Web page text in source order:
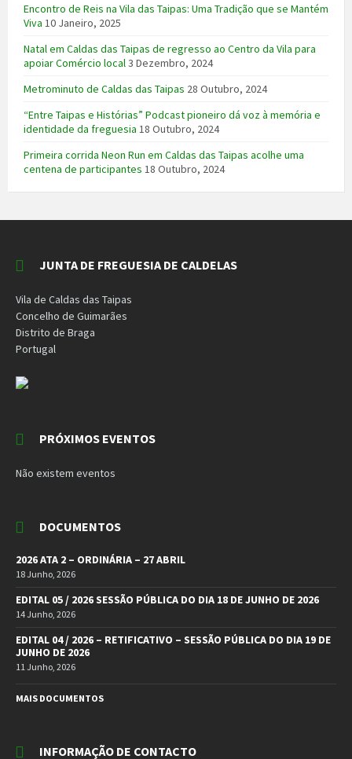
Encontro de Reis na Vila das Taipas: Uma Tradição que se Mantém
Viva 10 Janeiro, 2025
Natal em Caldas das Taipas de regresso ao Centro da Vila para
apoiar Comércio local3 Dezembro, 2024
Metrominuto de Caldas das Taipas 28 Outubro, 2024
“Entre Taipas e Histórias” Podcast pioneiro dá voz à memória e
identidade da freguesia 18 Outubro, 2024
Primeira corrida Neon Run em Caldas das Taipas acolhe uma
centena de participantes 18 Outubro, 2024
JUNTA DE FREGUESIA DE CALDELAS
Vila de Caldas das Taipas
Concelho de Guimarães
Distrito de Braga
Portugal
PRÓXIMOS EVENTOS
Não existem eventos
DOCUMENTOS
2026 ATA 2 – ORDINÁRIA – 27 ABRIL
18 Junho, 2026
EDITAL 05 / 2026 SESSÃO PÚBLICA DO DIA 18 DE JUNHO DE 2026
14 Junho, 2026
EDITAL 04 / 2026 – RETIFICATIVO – SESSÃO PÚBLICA DO DIA 19 DE
JUNHO DE 2026
11 Junho, 2026
MAIS DOCUMENTOS
INFORMAÇÃO DE CONTACTO